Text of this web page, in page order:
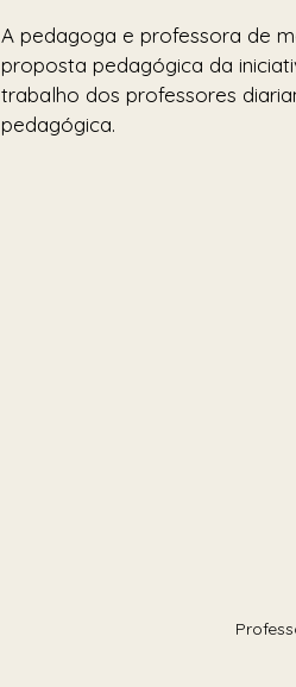
A pedagoga e professora de
proposta pedagógica da
trabalho dos professores
pedagógica.